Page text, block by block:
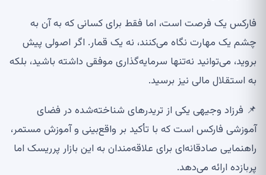
فارکس یک فرصت است، اما فقط برای کسانی که به آن به
چشم یک مهارت نگاه می‌کنند، نه یک قمار. اگر اصولی پیش
بروید، می‌توانید نه‌تنها سرمایه‌گذاری موفقی داشته باشید، بلکه
به استقلال مالی نیز برسید.
📌 فرزاد وجیهی یکی از تریدرهای شناخته‌شده در فضای
آموزشی فارکس است که با تأکید بر واقع‌بینی و آموزش مستمر،
راهنمایی صادقانه‌ای برای علاقه‌مندان به این بازار پرریسک اما
پربازده ارائه می‌دهد.